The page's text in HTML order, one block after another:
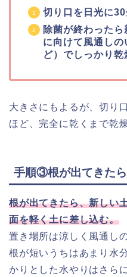
切り口を日光に30
除菌が終わった
に向けて風通し
ど）でしっかり乾
大きさにもよるが、切り
ほど、完全に乾くまで乾
手順③根が出てきた
根が出てきたら、新しい
面を軽く土に差し込む。
置き場所は涼しく風通し
根が短いうちはあまり水
かりとした水やりはさら